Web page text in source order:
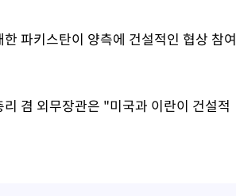
파키스탄이 양측에 건설적인 협상 참여
겸 외무장관은 "미국과 이란이 건설적